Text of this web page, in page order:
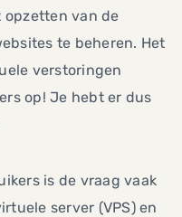
van de
te beheren. Het
verstoringen
op! Je hebt er dus
is de vraag vaak
server (VPS) en